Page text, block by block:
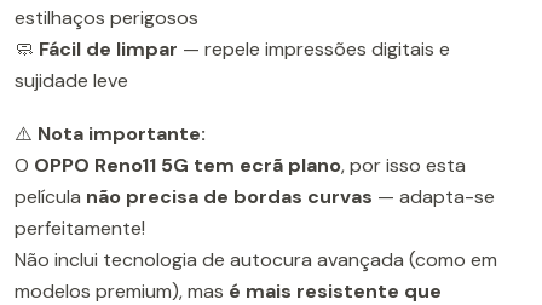
estilhaços perigosos
🧼 Fácil de limpar — repele impressões digitais e
sujidade leve
⚠️ Nota importante:
O OPPO Reno11 5G tem ecrã plano, por isso esta
película não precisa de bordas curvas — adapta-se
perfeitamente!
Não inclui tecnologia de autocura avançada (como em
modelos premium), mas é mais resistente que